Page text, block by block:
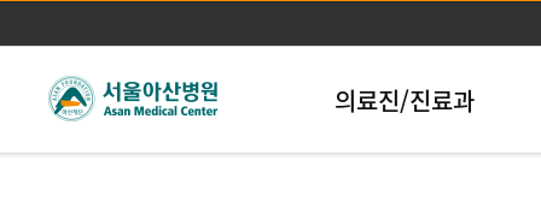
본문바로가기
의료진/진료과